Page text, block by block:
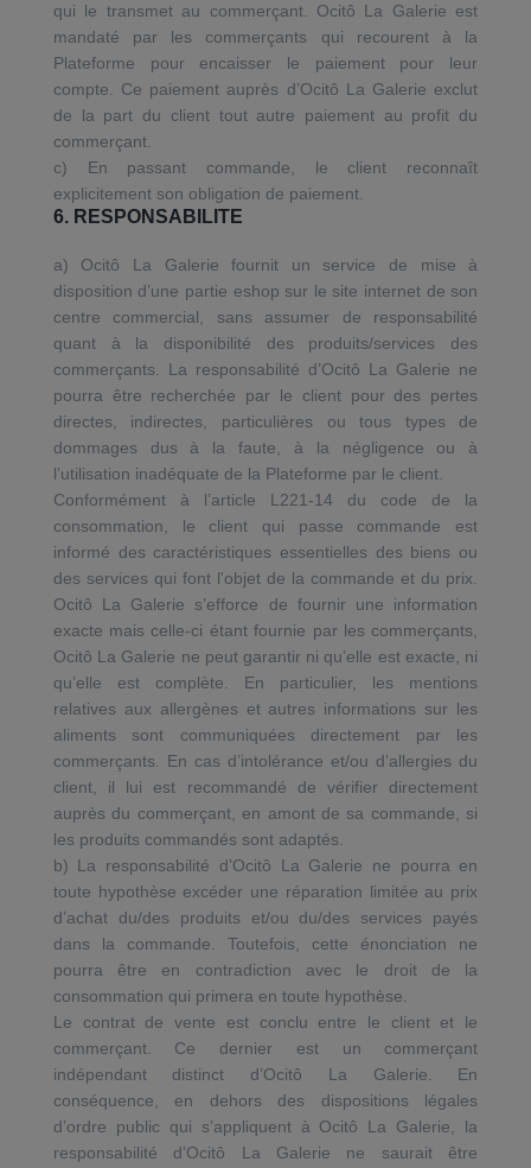
qui le transmet au commerçant. Ocitô La Galerie est
mandaté par les commerçants qui recourent à la
Plateforme pour encaisser le paiement pour leur
compte. Ce paiement auprès d’Ocitô La Galerie exclut
de la part du client tout autre paiement au profit du
commerçant.
c) En passant commande, le client reconnaît
explicitement son obligation de paiement.
6. RESPONSABILITE
a) Ocitô La Galerie fournit un service de mise à
disposition d’une partie eshop sur le site internet de son
centre commercial, sans assumer de responsabilité
quant à la disponibilité des produits/services des
commerçants. La responsabilité d’Ocitô La Galerie ne
pourra être recherchée par le client pour des pertes
directes, indirectes, particulières ou tous types de
dommages dus à la faute, à la négligence ou à
l’utilisation inadéquate de la Plateforme par le client.
Conformément à l’article L221-14 du code de la
consommation, le client qui passe commande est
informé des caractéristiques essentielles des biens ou
des services qui font l'objet de la commande et du prix.
Ocitô La Galerie s’efforce de fournir une information
exacte mais celle-ci étant fournie par les commerçants,
Ocitô La Galerie ne peut garantir ni qu’elle est exacte, ni
qu’elle est complète. En particulier, les mentions
relatives aux allergènes et autres informations sur les
aliments sont communiquées directement par les
commerçants. En cas d’intolérance et/ou d’allergies du
client, il lui est recommandé de vérifier directement
auprès du commerçant, en amont de sa commande, si
les produits commandés sont adaptés.
b) La responsabilité d’Ocitô La Galerie ne pourra en
toute hypothèse excéder une réparation limitée au prix
d’achat du/des produits et/ou du/des services payés
dans la commande. Toutefois, cette énonciation ne
pourra être en contradiction avec le droit de la
consommation qui primera en toute hypothèse.
Le contrat de vente est conclu entre le client et le
commerçant. Ce dernier est un commerçant
indépendant distinct d’Ocitô La Galerie. En
conséquence, en dehors des dispositions légales
d’ordre public qui s’appliquent à Ocitô La Galerie, la
responsabilité d’Ocitô La Galerie ne saurait être